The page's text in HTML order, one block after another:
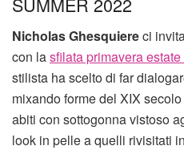
Nicholas Ghesquiereci
con lasfilata primavera
stilista ha scelto di far
mixando forme del XIX
abiti con sottogonna vistoso
look in pelle a quelli rivisitati